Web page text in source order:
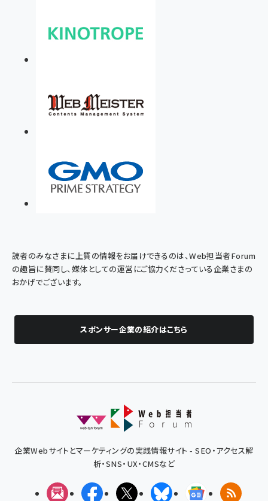
読者のみなさまに上質の情報をお届けできるのは、Web担当者Forum
の趣旨に賛同し、媒体としての運営にご協力くださっている企業さまの
おかげでございます。
スポンサー企業の紹介はこちら
企業Webサイトとマーケティングの実践情報サイト - SEO・アクセス解
析・SNS・UX・CMSなど
メルマガFacebookX(エックス)BlueskyGoogleニュ
RSS